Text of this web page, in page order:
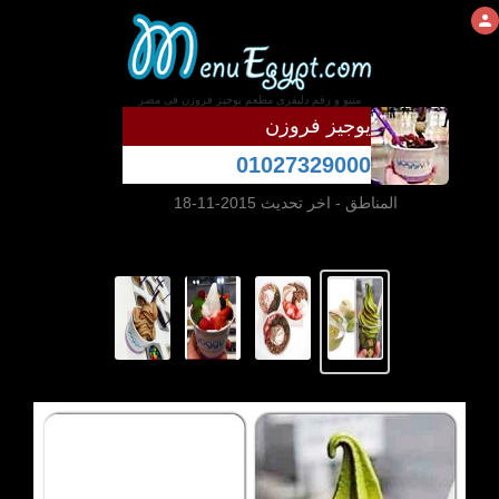
منيو و رقم دليفرى مطعم يوجيز فروزن فى مصر
يوجيز فروزن
01027329000
المناطق - اخر تحديث 2015-11-18